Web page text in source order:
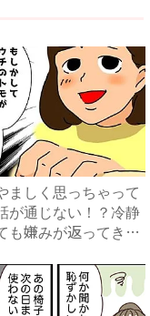
ましく思っちゃって
が通じない！？冷静
も嫌みが返ってき